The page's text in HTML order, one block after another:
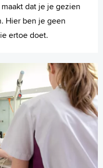
dat je je gezien
Hier ben je geen
ertoe doet.